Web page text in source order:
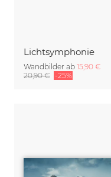
Lichtsymphonie
Wandbilder ab 15,90 €
20,90 € -25%